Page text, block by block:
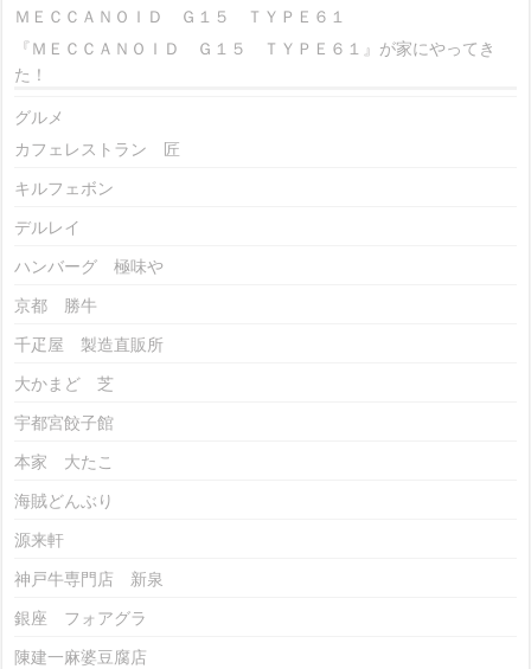
ＭＥＣＣＡＮＯＩＤ Ｇ１５ ＴＹＰＥ６１
『ＭＥＣＣＡＮＯＩＤ Ｇ１５ ＴＹＰＥ６１』が家にやってき
た！
グルメ
カフェレストラン 匠
キルフェボン
デルレイ
ハンバーグ 極味や
京都 勝牛
千疋屋 製造直販所
大かまど 芝
宇都宮餃子館
本家 大たこ
海賊どんぶり
源来軒
神戸牛専門店 新泉
銀座 フォアグラ
陳建一麻婆豆腐店